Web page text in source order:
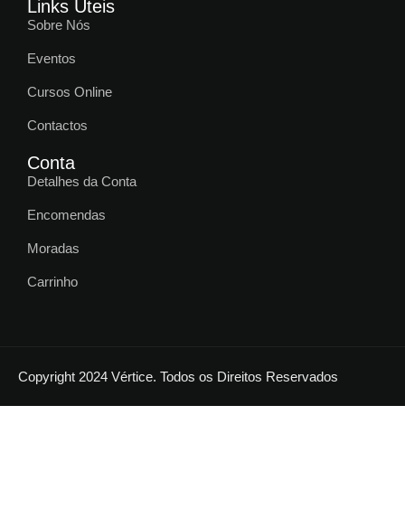
Links Úteis
Sobre Nós
Eventos
Cursos Online
Contactos
Conta
Detalhes da Conta
Encomendas
Moradas
Carrinho
Copyright 2024 Vértice. Todos os Direitos Reservados